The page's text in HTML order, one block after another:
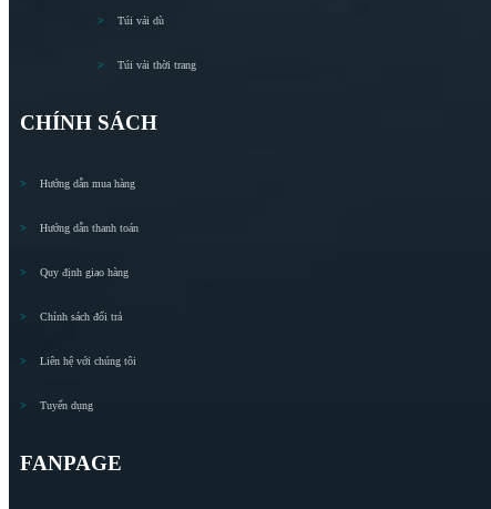
Túi vải dù
Túi vải thời trang
CHÍNH SÁCH
Hướng dẫn mua hàng
Hướng dẫn thanh toán
Quy định giao hàng
Chính sách đổi trả
Liên hệ với chúng tôi
Tuyển dụng
FANPAGE